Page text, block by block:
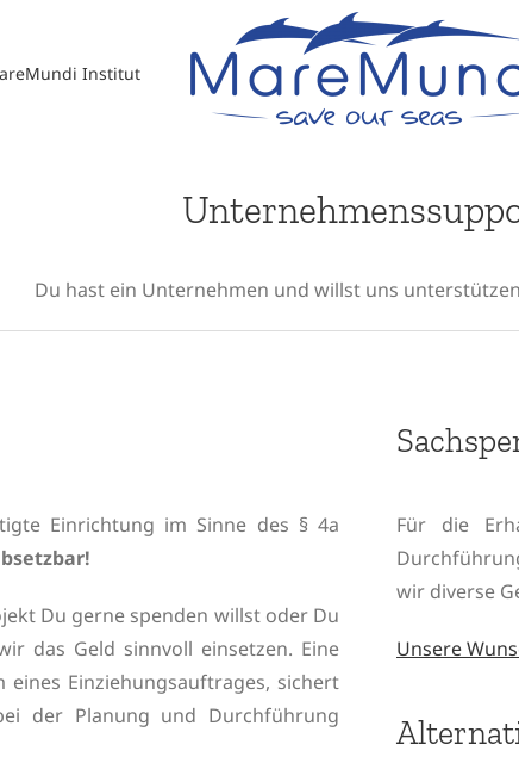
Institut
Du hast ein Unternehmen und willst uns
Einrichtung im Sinne des § 4a
Du gerne spenden willst oder Du
das Geld sinnvoll einsetzen. Eine
eines Einziehungsauftrages, sichert
der Planung und Durchführung
Für die
wir diverse
Unsere